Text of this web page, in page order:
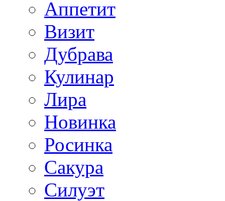
Аппетит
Визит
Дубрава
Кулинар
Лира
Новинка
Росинка
Сакура
Силуэт